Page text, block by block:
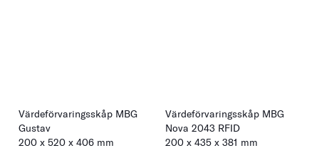
Värdeförvaringsskåp MBG
Gustav
200 x 520 x 406 mm
Värdeförvaringsskåp MBG
Nova 2043 RFID
200 x 435 x 381 mm